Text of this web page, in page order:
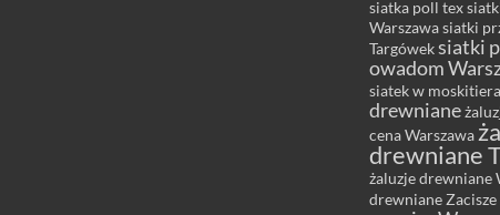
siatka poll tex
Warszawa siatki
Targówek siatki
owadom
siatek w
drewniane
cena Warszawa
drewniane
żaluzje drewniane
drewniane Zacisze